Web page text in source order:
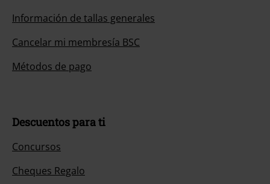
Información de tallas generales
Cancelar mi membresía BSC
Métodos de pago
Descuentos para ti
Concursos
Cheques Regalo